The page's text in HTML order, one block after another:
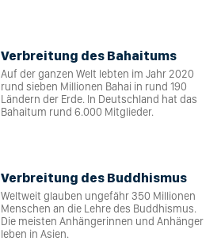
Verbreitung des Bahaitums
Auf der ganzen Welt lebten im Jahr 2020
rund sieben Millionen Bahai in rund 190
Ländern der Erde. In Deutschland hat das
Bahaitum rund 6.000 Mitglieder.
Verbreitung des Buddhismus
Weltweit glauben ungefähr 350 Millionen
Menschen an die Lehre des Buddhismus.
Die meisten Anhängerinnen und Anhänger
leben in Asien.